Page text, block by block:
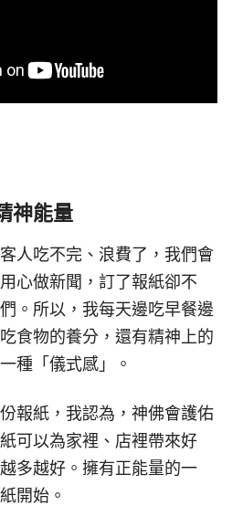
神能量
人吃不完、浪費了，我們會
心做新聞，訂了報紙卻不
。所以，我每天邊吃早餐邊
食物的養分，還有精神上的
種「儀式感」。
報紙，我認為，神佛會護佑
可以為家裡、店裡帶來好
多越好。擁有正能量的一
開始。